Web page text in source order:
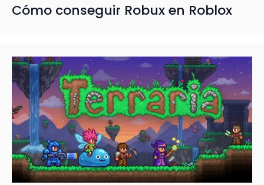
Cómo conseguir Robux en Roblox